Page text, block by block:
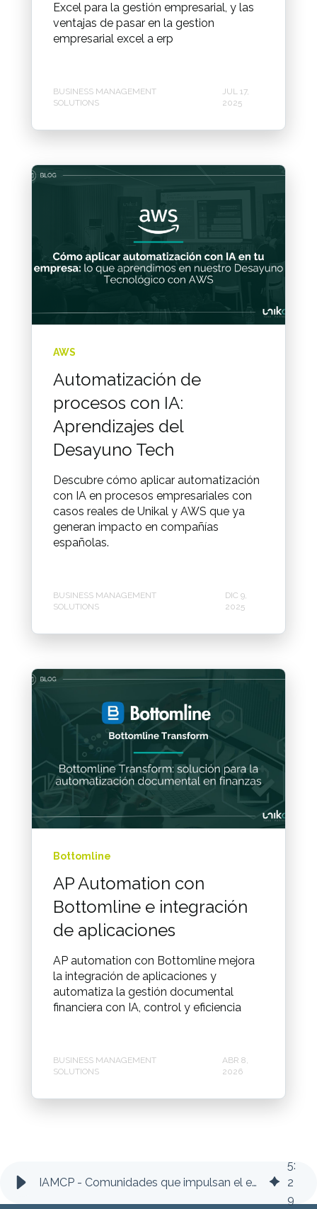
Excel para la gestión empresarial, y las
ventajas de pasar en la gestion
empresarial excel a erp
BUSINESS MANAGEMENT
SOLUTIONS
JUL 17,
2025
AWS
Automatización de
procesos con IA:
Aprendizajes del
Desayuno Tech
Descubre cómo aplicar automatización
con IA en procesos empresariales con
casos reales de Unikal y AWS que ya
generan impacto en compañías
españolas.
BUSINESS MANAGEMENT
SOLUTIONS
DIC 9,
2025
Bottomline
AP Automation con
Bottomline e integración
de aplicaciones
AP automation con Bottomline mejora
la integración de aplicaciones y
automatiza la gestión documental
financiera con IA, control y eficiencia
BUSINESS MANAGEMENT
SOLUTIONS
ABR 8,
2026
IAMCP - Comunidades que impulsan el ecosistema tecnológico empresarial
5:
2
9